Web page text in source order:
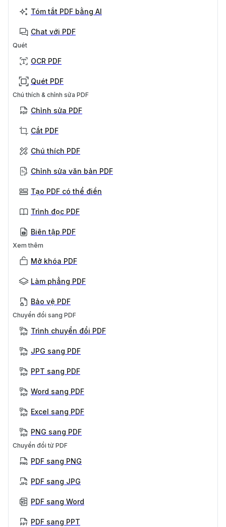
Tóm tắt PDF bằng AI
Chat với PDF
Quét
OCR PDF
Quét PDF
Chú thích & chỉnh sửa PDF
Chỉnh sửa PDF
Cắt PDF
Chú thích PDF
Chỉnh sửa văn bản PDF
Tạo PDF có thể điền
Trình đọc PDF
Biên tập PDF
Xem thêm
Mở khóa PDF
Làm phẳng PDF
Bảo vệ PDF
Chuyển đổi sang PDF
Trình chuyển đổi PDF
JPG sang PDF
PPT sang PDF
Word sang PDF
Excel sang PDF
PNG sang PDF
Chuyển đổi từ PDF
PDF sang PNG
PDF sang JPG
PDF sang Word
PDF sang PPT